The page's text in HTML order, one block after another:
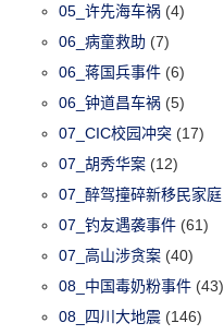
05_许先海车祸 (4)
06_病童救助 (7)
06_蒋国兵事件 (6)
06_钟道昌车祸 (5)
07_CIC校园冲突 (17)
07_胡秀华案 (12)
07_醉驾撞碎新移民家庭
07_钓友遇袭事件 (61)
07_高山涉贪案 (40)
08_中国毒奶粉事件 (43)
08_四川大地震 (146)